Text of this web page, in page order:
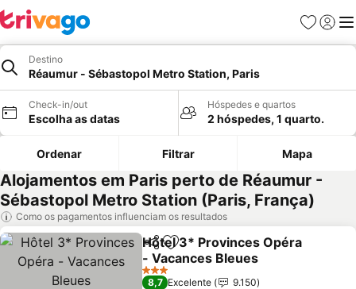
Favoritos
Iniciar
Destino
Réaumur - Sébastopol Metro Station, Paris
Check-in/out
Escolha as datas
Hóspedes e quartos
2 hóspedes, 1 quarto.
Ordenar Filtrar Mapa
Alojamentos em Paris perto de Réaumur -
Sébastopol Metro Station (Paris, França)
Como os pagamentos influenciam os resultados
PartilharAdicionar aos favoritos
Hôtel 3* Provinces Opéra
- Vacances Bleues
Ver preços
3 Estrelas
8,7 Excelente
9.150